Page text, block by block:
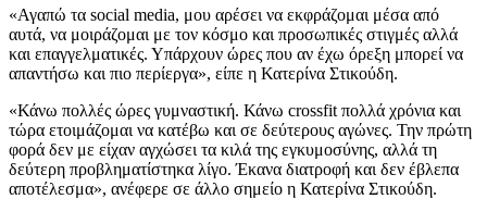
«Αγαπώ τα social media, μου αρέσει να εκφράζομαι μέσα από
αυτά, να μοιράζομαι με τον κόσμο και προσωπικές στιγμές αλλά
και επαγγελματικές. Υπάρχουν ώρες που αν έχω όρεξη μπορεί να
απαντήσω και πιο περίεργα», είπε η Κατερίνα Στικούδη.
«Κάνω πολλές ώρες γυμναστική. Κάνω crossfit πολλά χρόνια και
τώρα ετοιμάζομαι να κατέβω και σε δεύτερους αγώνες. Την πρώτη
φορά δεν με είχαν αγχώσει τα κιλά της εγκυμοσύνης, αλλά τη
δεύτερη προβληματίστηκα λίγο. Έκανα διατροφή και δεν έβλεπα
αποτέλεσμα», ανέφερε σε άλλο σημείο η Κατερίνα Στικούδη.